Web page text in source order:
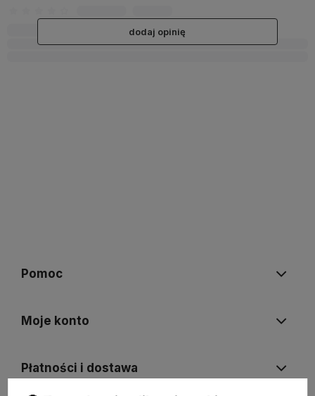
dodaj opinię
Pomoc
Moje konto
Płatności i dostawa